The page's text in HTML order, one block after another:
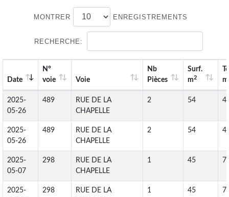
MONTRER ENREGISTREMENTS
RECHERCHE:
Date
N°
voie
Voie
Nb
Pièces
Surf.
m2
m
2025-
05-26
489
RUE DE LA
CHAPELLE
2 54
2025-
05-26
489
RUE DE LA
CHAPELLE
2 54
2025-
05-07
298
RUE DE LA
CHAPELLE
1 45
2025-
298
RUE DE LA
1 45